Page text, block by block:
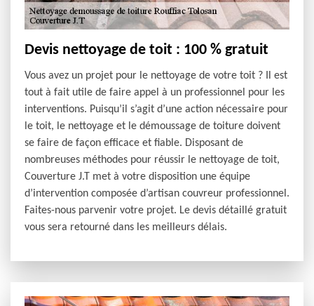
Devis nettoyage de toit : 100 % gratuit
Vous avez un projet pour le nettoyage de votre toit ? Il est
tout à fait utile de faire appel à un professionnel pour les
interventions. Puisqu’il s’agit d’une action nécessaire pour
le toit, le nettoyage et le démoussage de toiture doivent
se faire de façon efficace et fiable. Disposant de
nombreuses méthodes pour réussir le nettoyage de toit,
Couverture J.T met à votre disposition une équipe
d’intervention composée d’artisan couvreur professionnel.
Faites-nous parvenir votre projet. Le devis détaillé gratuit
vous sera retourné dans les meilleurs délais.